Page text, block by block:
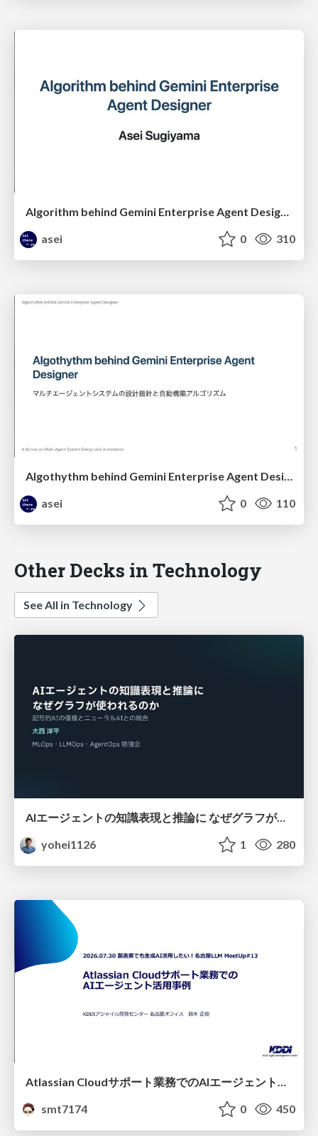
Algorithm behind Gemini Enterprise Agent Designer
asei
0 310
Algothythm behind Gemini Enterprise Agent Designer (with least amount of inputs from human)
asei
0 110
Other Decks in Technology
See All in Technology
AIエージェントの知識表現と推論に なぜグラフが使われるのか - 記号的AIの復権とニューラルAIとの統合
yohei1126
1 280
Atlassian Cloudサポート業務でのAIエージェント活用事例
smt7174
0 450